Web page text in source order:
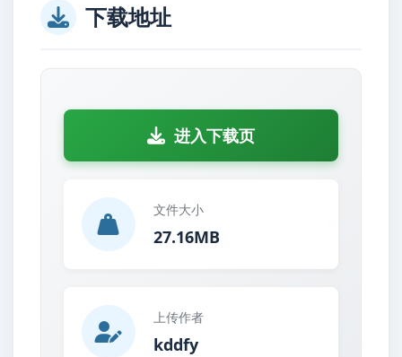
下载地址
进入下载页
文件大小
27.16MB
上传作者
kddfy